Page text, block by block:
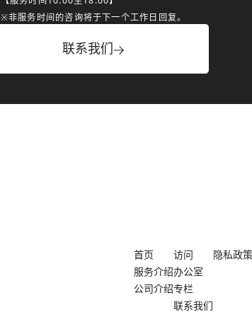
※非服务时间的咨询将于下一个工作日回复。
联系我们
首页
服务介绍
公司介绍
访问
办公室
专栏
联系我们
隐私政